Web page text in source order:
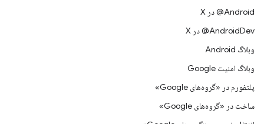
‫‎@Android در X
‫‎@AndroidDev در X
وبلاگ Android
وبلاگ امنیت Google
پلتفورم در «گروه‌های Google»
ساخت در «گروه‌های Google»